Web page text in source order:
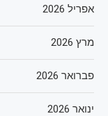
אפריל 2026
מרץ 2026
פברואר 2026
ינואר 2026